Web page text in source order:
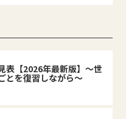
表【2026年最新版】～世
とを復習しながら～